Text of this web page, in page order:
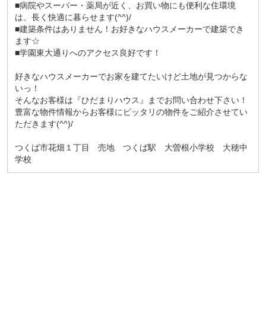
■病院やスーパー・薬局が近く、お買い物にも便利な住環境
は、長く快適に暮らせます(^^)/
■建築条件はありません！お好きなハウスメーカーで建築でき
ます☆
■学園東大通りへのアクセス良好です！
好きなハウスメーカーでお家を建てたいけど土地が見つからな
いっ！
そんなお客様は『ひだまりハウス』までお問い合わせ下さい！
豊富な物件情報からお客様にピッタリの物件をご紹介させてい
ただきます(^^)/
つくば市花畑１丁目 売地 つくば駅 大曽根小学校 大穂中
学校